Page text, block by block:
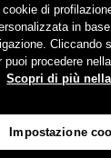
cookie di
in
Cliccando
puoi procedere
Scopri di più
Impostazione